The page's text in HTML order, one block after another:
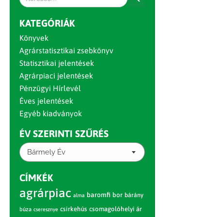
KATEGÓRIÁK
Könyvek
Agrárstatisztikai zsebkönyv
Statisztikai jelentések
Agrárpiaci jelentések
Pénzügyi Hírlevél
Éves jelentések
Egyéb kiadványok
ÉV SZERINTI SZŰRÉS
Bármely Év
CÍMKÉK
agrárpiac alma baromfi bor bárány
búza cseresznye csirkehús csomagolóhelyi ár